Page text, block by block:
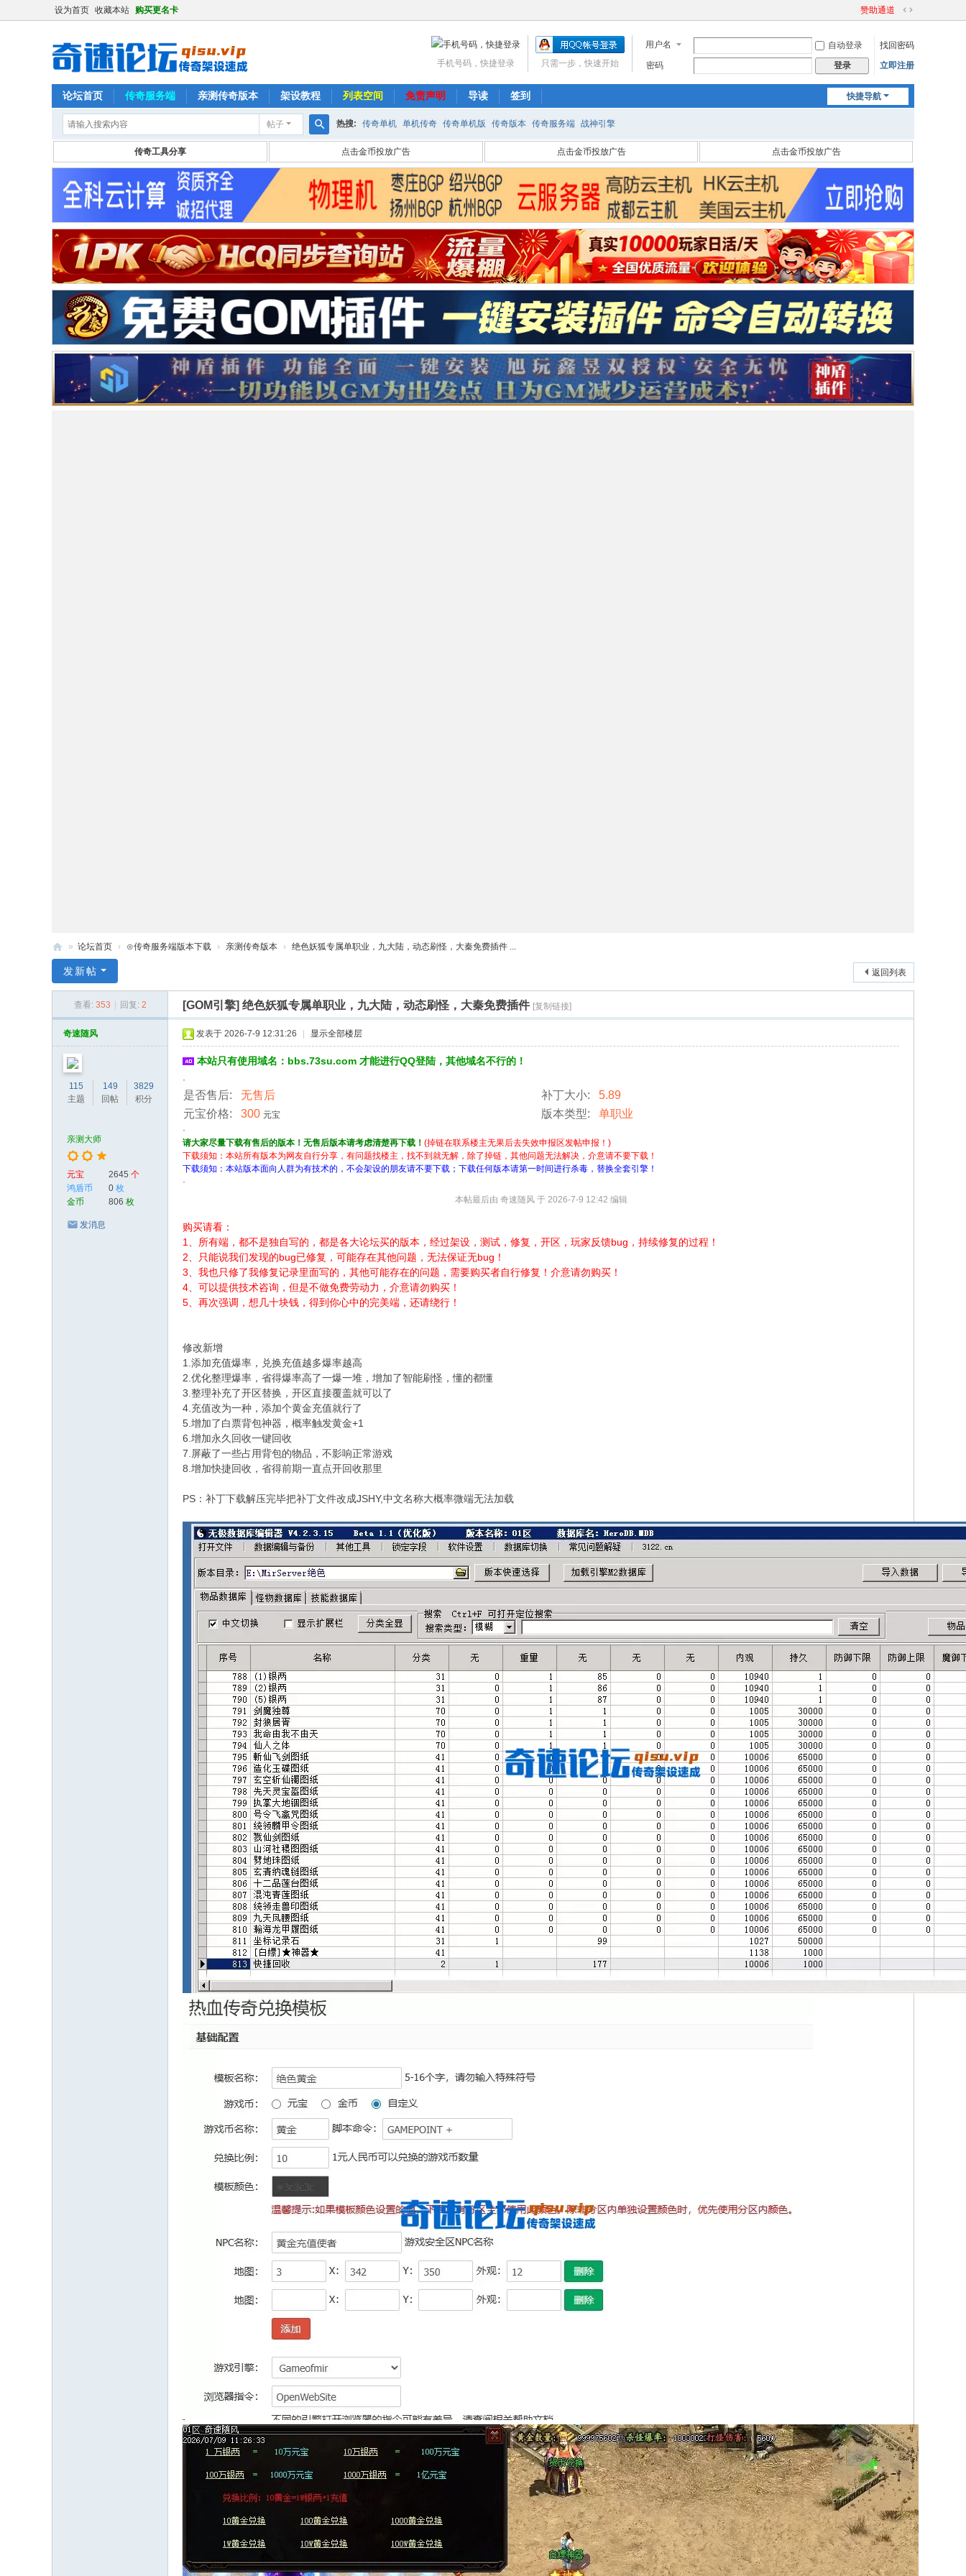
设为首页 收藏本站 购买更名卡 赞助通道
切
到
宽
用户名 自动登录
找回密码
密码
登录 立即注册
只需一步，快速开始
手机号码，快捷登录
快捷导航
论坛首页 传奇服务端 亲测传奇版本 架设教程 列表空间 免责声明 导读 签到
帖子
搜
索
热搜: 传奇单机 单机传奇 传奇单机版 传奇版本 传奇服务端 战神引擎
传奇工具分享 点击金币投放广告 点击金币投放广告 点击金币投放广告
奇
» 论坛首页 › ⊙传奇服务端版本下载 › 亲测传奇版本 › 绝色妖狐专属单职业，九大陆，动态刷怪，大秦免费插件 ...
返回列表
发新帖
查看: 353 回复: 2 [GOM引擎] 绝色妖狐专属单职业，九大陆，动态刷怪，大秦免费插件 [复制链接]
奇速随风
115
主题
149
回帖
3829
积分
亲测大师
元宝 2645 个
鸿盾币
0 枚
金币
806 枚
发消息
发表于 2026-7-9 12:31:26 显示全部楼层
本站只有使用域名：bbs.73su.com 才能进行QQ登陆，其他域名不行的！
·
是否售后: 无售后 补丁大小:
5.89
元宝价格:
300 元宝 版本类型: 单职业
·
请大家尽量下载有售后的版本！无售后版本请考虑清楚再下载！ (掉链在联系楼主无果后去失效申报区发帖申报！)
下载须知：本站所有版本为网友自行分享，有问题找楼主，找不到就无解，除了掉链，其他问题无法解决，介意请不要下载！
下载须知：本站版本面向人群为有技术的，不会架设的朋友请不要下载；下载任何版本请第一时间进行杀毒，替换全套引擎！
·
本帖最后由 奇速随风 于 2026-7-9 12:42 编辑
购买请看：
1、所有端，都不是独自写的，都是各大论坛买的版本，经过架设，测试，修复，开区，玩家反馈bug，持续修复的过程！
2、只能说我们发现的bug已修复，可能存在其他问题，无法保证无bug！
3、我也只修了我修复记录里面写的，其他可能存在的问题，需要购买者自行修复！介意请勿购买！
4、可以提供技术咨询，但是不做免费劳动力，介意请勿购买！
5、再次强调，想几十块钱，得到你心中的完美端，还请绕行！
修改新增
1.添加充值爆率，兑换充值越多爆率越高
2.优化整理爆率，省得爆率高了一爆一堆，增加了智能刷怪，懂的都懂
3.整理补充了开区替换，开区直接覆盖就可以了
4.充值改为一种，添加个黄金充值就行了
5.增加了白票背包神器，概率触发黄金+1
6.增加永久回收一键回收
7.屏蔽了一些占用背包的物品，不影响正常游戏
8.增加快捷回收，省得前期一直点开回收那里
PS：补丁下载解压完毕把补丁文件改成JSHY,中文名称大概率微端无法加载